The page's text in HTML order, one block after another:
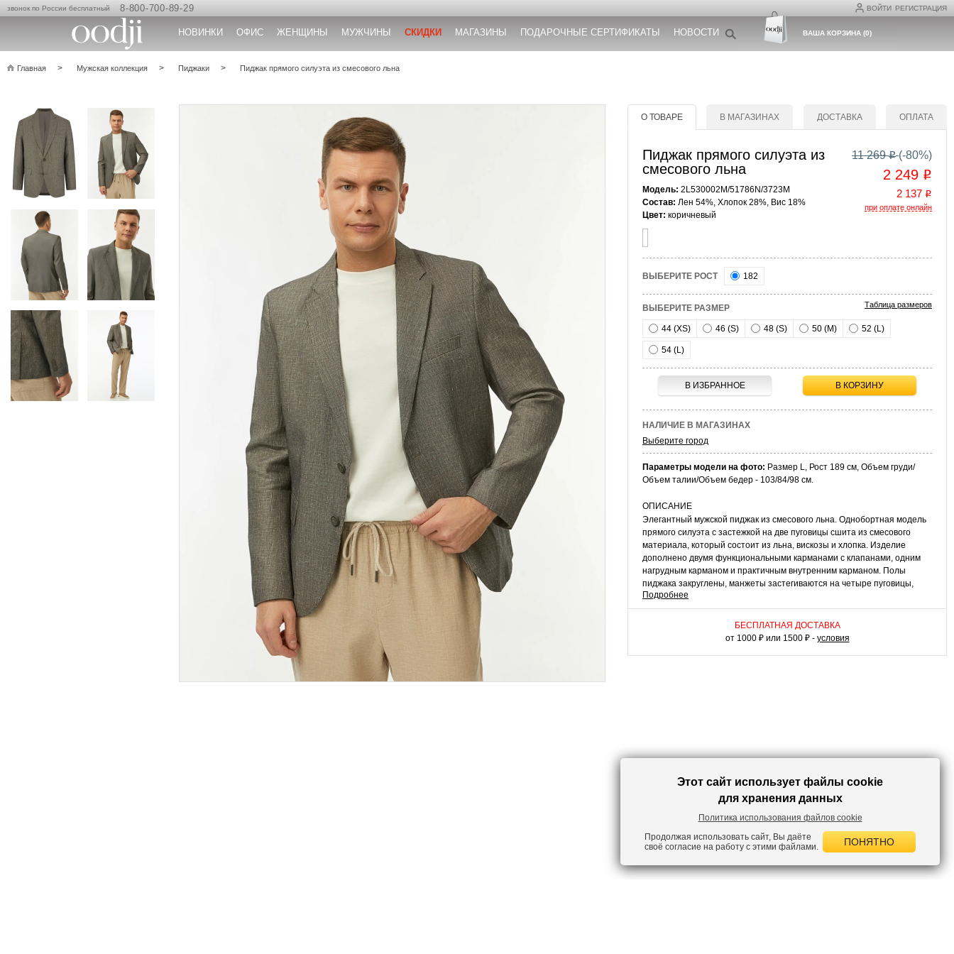
ВОЙТИ РЕГИСТРАЦИЯ
звонок по России бесплатный 8-800-700-89-29
НОВИНКИ ОФИС ЖЕНЩИНЫ МУЖЧИНЫ СКИДКИ МАГАЗИНЫ ПОДАРОЧНЫЕ СЕРТИФИКАТЫ НОВОСТИ ВАША КОРЗИНА(0)
Главная Мужская коллекция Пиджаки Пиджак прямого силуэта из смесового льна
О ТОВАРЕ В МАГАЗИНАХ ДОСТАВКА ОПЛАТА
Пиджак прямого силуэта из
смесового льна
Модель: 2L530002M/51786N/3723M
Состав: Лен 54%, Хлопок 28%, Вис 18%
Цвет: коричневый
11 269o (-80%)
2 249 o
2 137 o
при оплате онлайн
ВЫБЕРИТЕ РОСТ 182
ВЫБЕРИТЕ РАЗМЕР Таблица размеров
44 (XS) 46 (S) 48 (S) 50 (M) 52 (L)
54 (L)
В ИЗБРАННОЕ В КОРЗИНУ
НАЛИЧИЕ В МАГАЗИНАХ
Выберите город
Параметры модели на фото: Размер L, Рост 189 см, Объем груди/
Объем талии/Объем бедер - 103/84/98 см.
ОПИСАНИЕ
Элегантный мужской пиджак из смесового льна. Однобортная модель
прямого силуэта с застежкой на две пуговицы сшита из смесового
материала, который состоит из льна, вискозы и хлопка. Изделие
дополнено двумя функциональными карманами с клапанами, одним
нагрудным карманом и практичным внутренним карманом. Полы
пиджака закруглены, манжеты застегиваются на четыре пуговицы,
расположенные вертикально. Утонченный штрих пиджаку придают
двойные шлицы.
Подробнее
БЕСПЛАТНАЯ ДОСТАВКА
от 1000 ₽ или 1500 ₽ - условия
Этот сайт использует файлы cookie
для хранения данных
Политика использования файлов cookie
Продолжая использовать сайт, Вы даёте
своё согласие на работу с этими файлами.
ПОНЯТНО